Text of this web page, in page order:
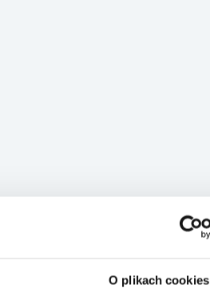
O plikach cookies